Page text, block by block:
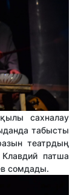
сахналау
табысты
театрдың
патша
сомдады.